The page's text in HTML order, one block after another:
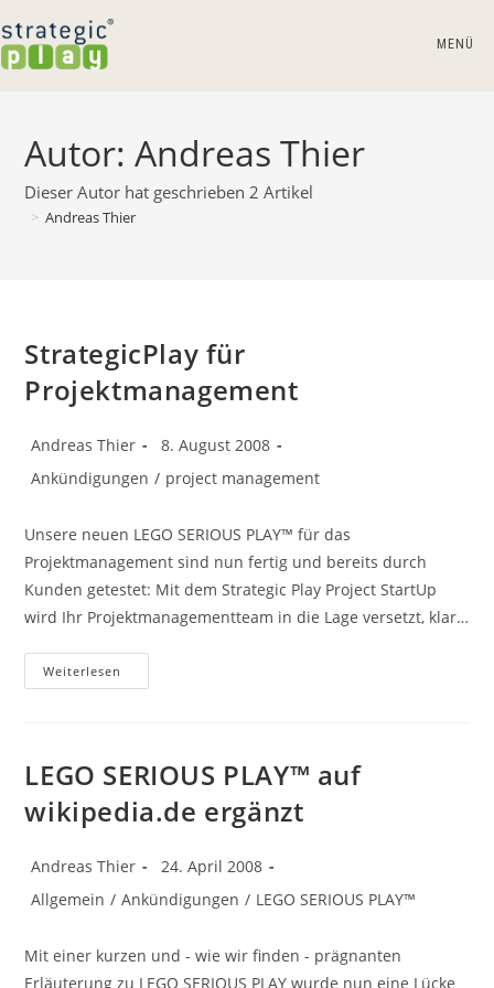
Inhalt
springen
MENÜ
Autor:Andreas Thier
Dieser Autor hat geschrieben 2 Artikel
> Andreas Thier
StrategicPlay für
Projektmanagement
Beitrags-
Andreas Thier
Beitrag
8. August 2008
Beitrags-
Ankündigungen / project management
Unsere neuen LEGO SERIOUS PLAY™ für das
Projektmanagement sind nun fertig und bereits durch
Kunden getestet: Mit dem Strategic Play Project StartUp
wird Ihr Projektmanagementteam in die Lage versetzt, klar…
Weiterlesen
Für
LEGO SERIOUS PLAY™ auf
wikipedia.de ergänzt
Beitrags-
Andreas Thier
Beitrag
24. April 2008
Beitrags-
Allgemein / Ankündigungen / LEGO SERIOUS PLAY™
Mit einer kurzen und - wie wir finden - prägnanten
Erläuterung zu LEGO SERIOUS PLAY wurde nun eine Lücke